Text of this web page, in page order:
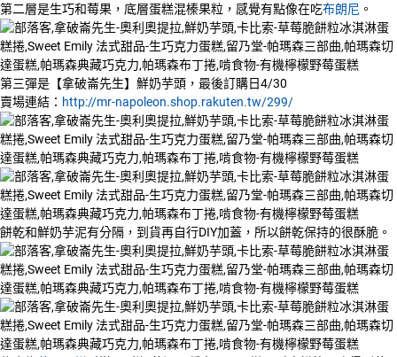
第二層是生巧和莓果，底層蛋糕混榛果粒，感覺有點像在吃布朗尼 。
第三彈是【拿破崙先生】鮮奶芋頭，最後訂購日4/30
賣場連結： http://mr-napoleon.shop.rakuten.tw/299/
餅乾和鮮奶芋泥有分隔，到貨再自行DIY加蓋，所以餅乾保持的很酥脆。